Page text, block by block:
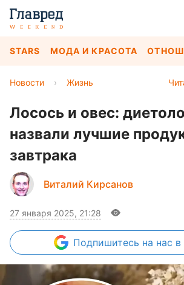
STARS МОДА И КРАСОТА
Новости › Жизнь
Лосось и овес:
назвали лучшие
завтрака
Виталий Кирсанов
27 января 2025, 21:28
Подпишитесь на нас